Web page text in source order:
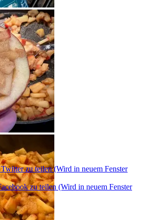
zu teilen (Wird in neuem Fenster
zu teilen (Wird in neuem Fenster